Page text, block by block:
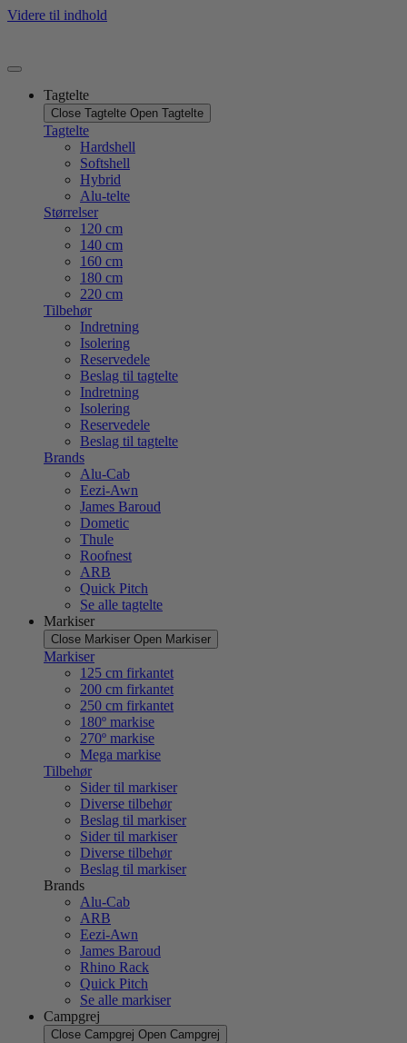
Videre til indhold
Tagtelte
Close Tagtelte Open Tagtelte
Tagtelte
Hardshell
Softshell
Hybrid
Alu-telte
Størrelser
120 cm
140 cm
160 cm
180 cm
220 cm
Tilbehør
Indretning
Isolering
Reservedele
Beslag til tagtelte
Indretning
Isolering
Reservedele
Beslag til tagtelte
Brands
Alu-Cab
Eezi-Awn
James Baroud
Dometic
Thule
Roofnest
ARB
Quick Pitch
Se alle tagtelte
Markiser
Close Markiser Open Markiser
Markiser
125 cm firkantet
200 cm firkantet
250 cm firkantet
180º markise
270º markise
Mega markise
Tilbehør
Sider til markiser
Diverse tilbehør
Beslag til markiser
Sider til markiser
Diverse tilbehør
Beslag til markiser
Brands
Alu-Cab
ARB
Eezi-Awn
James Baroud
Rhino Rack
Quick Pitch
Se alle markiser
Campgrej
Close Campgrej Open Campgrej